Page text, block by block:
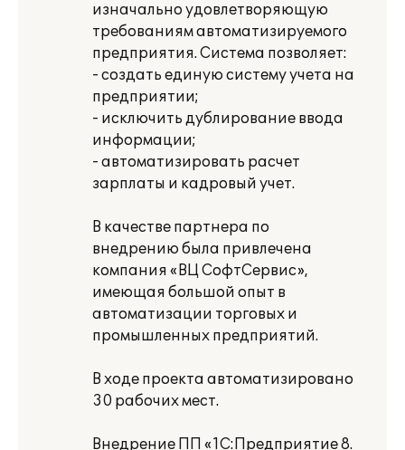
изначально удовлетворяющую
требованиям автоматизируемого
предприятия. Система позволяет:
- создать единую систему учета на
предприятии;
- исключить дублирование ввода
информации;
- автоматизировать расчет
зарплаты и кадровый учет.
В качестве партнера по
внедрению была привлечена
компания «ВЦ СофтСервис»,
имеющая большой опыт в
автоматизации торговых и
промышленных предприятий.
В ходе проекта автоматизировано
30 рабочих мест.
Внедрение ПП «1С:Предприятие 8.